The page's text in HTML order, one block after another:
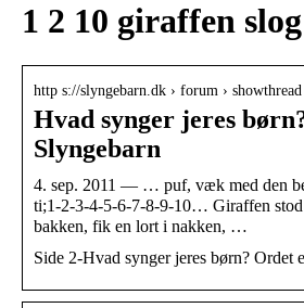
1 2 10 giraffen
http s://slyngebarn.dk › forum › showthread
Hvad synger jeres
Slyngebarn
4. sep. 2011 — … puf, væk med den
ti;1-2-3-4-5-6-7-8-9-10… Giraffen
bakken, fik en lort i nakken, …
Side 2-Hvad synger jeres børn? Ordet